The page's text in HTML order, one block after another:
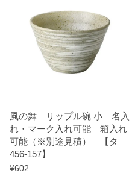
q
u
a
n
t
風の舞 リップル碗 小 名入
れ・マーク入れ可能 箱入れ
可能（※別途見積） 【タ
456-157】
¥602